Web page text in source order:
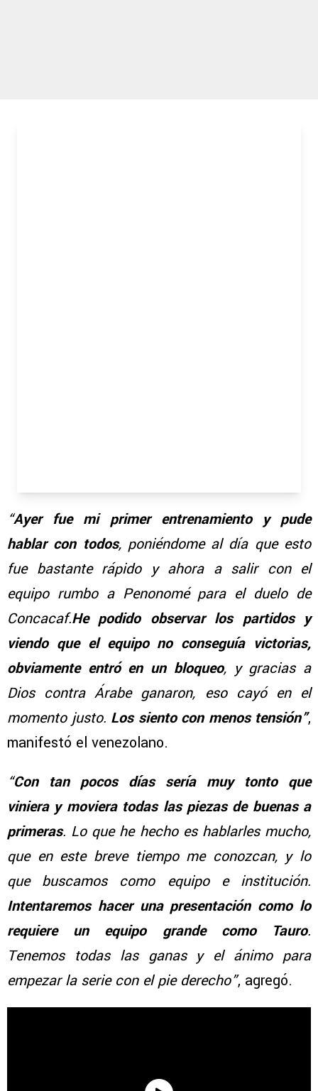
“Ayer fue mi primer entrenamiento y pude
hablar con todos, poniéndome al día que esto
fue bastante rápido y ahora a salir con el
equipo rumbo a Penonomé para el duelo de
Concacaf.He podido observar los partidos y
viendo que el equipo no conseguía victorias,
obviamente entró en un bloqueo, y gracias a
Dios contra Árabe ganaron, eso cayó en el
momento justo. Los siento con menos tensión”,
manifestó el venezolano.
“Con tan pocos días sería muy tonto que
viniera y moviera todas las piezas de buenas a
primeras. Lo que he hecho es hablarles mucho,
que en este breve tiempo me conozcan, y lo
que buscamos como equipo e institución.
Intentaremos hacer una presentación como lo
requiere un equipo grande como Tauro.
Tenemos todas las ganas y el ánimo para
empezar la serie con el pie derecho”, agregó.